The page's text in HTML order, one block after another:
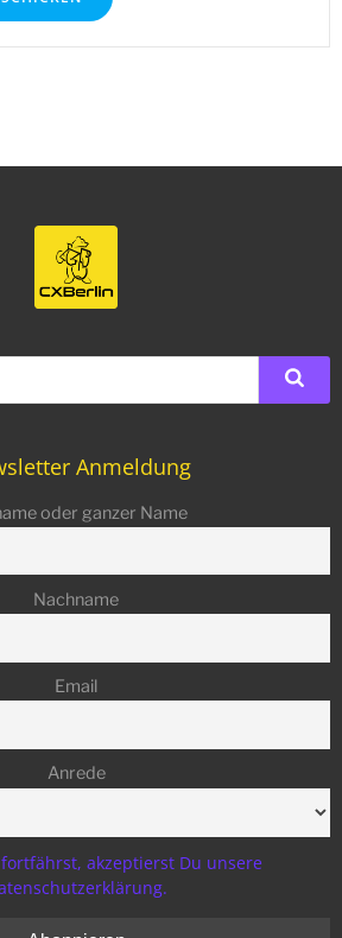
Anmeldung
oder ganzer Name
Nachname
Email
Anrede
akzeptierst Du unsere